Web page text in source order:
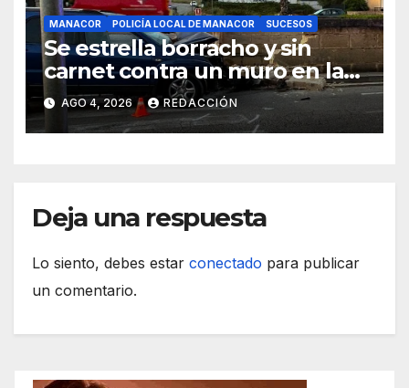
MANACOR POLICÍA LOCAL DE MANACOR SUCESOS
Se estrella borracho y sin
carnet contra un muro en la
ronda del Port de Manacor y
lo destroza
AGO 4, 2026 REDACCIÓN
Deja una respuesta
Lo siento, debes estar conectado para publicar
un comentario.